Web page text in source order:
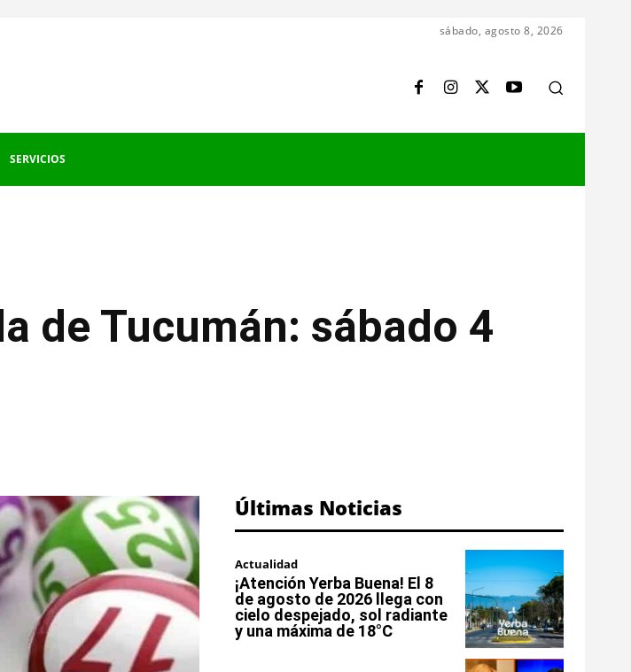
sábado, agosto 8, 2026
SERVICIOS
de Tucumán: sábado 4
Últimas Noticias
Actualidad
¡Atención Yerba Buena! El 8
de agosto de 2026 llega con
cielo despejado, sol radiante
y una máxima de 18°C